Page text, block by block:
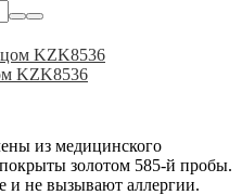
KZK8536
из медицинского
золотом 585-й пробы.
и не вызывают аллергии.